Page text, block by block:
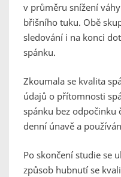
v průměru snížení
břišního tuku. Obě
sledování i na konci
spánku.
Zkoumala se kvalita
údajů o přítomnosti
spánku bez odpočinku
denní únavě a
Po skončení studie se
způsob hubnutí se